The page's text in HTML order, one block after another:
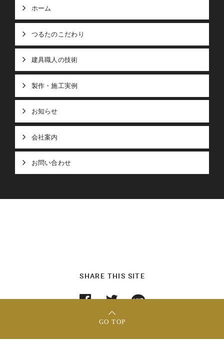
ホーム
つるたのこだわり
建具職人の技術
製作・施工実例
お知らせ
会社案内
お問い合わせ
GO TOP
SHARE THIS SITE